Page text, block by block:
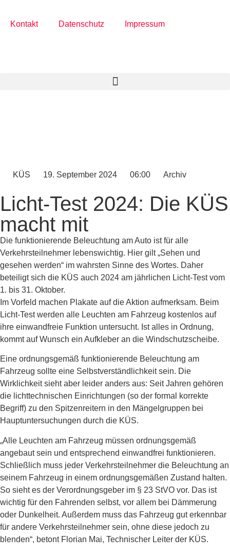
Kontakt Datenschutz Impressum
KÜS 19. September 2024 06:00 Archiv
Licht-Test 2024: Die KÜS
macht mit
Die funktionierende Beleuchtung am Auto ist für alle
Verkehrsteilnehmer lebenswichtig. Hier gilt „Sehen und
gesehen werden“ im wahrsten Sinne des Wortes. Daher
beteiligt sich die KÜS auch 2024 am jährlichen Licht-Test vom
1. bis 31. Oktober.
Im Vorfeld machen Plakate auf die Aktion aufmerksam. Beim
Licht-Test werden alle Leuchten am Fahrzeug kostenlos auf
ihre einwandfreie Funktion untersucht. Ist alles in Ordnung,
kommt auf Wunsch ein Aufkleber an die Windschutzscheibe.
Eine ordnungsgemäß funktionierende Beleuchtung am
Fahrzeug sollte eine Selbstverständlichkeit sein. Die
Wirklichkeit sieht aber leider anders aus: Seit Jahren gehören
die lichttechnischen Einrichtungen (so der formal korrekte
Begriff) zu den Spitzenreitern in den Mängelgruppen bei
Hauptuntersuchungen durch die KÜS.
„Alle Leuchten am Fahrzeug müssen ordnungsgemäß
angebaut sein und entsprechend einwandfrei funktionieren.
Schließlich muss jeder Verkehrsteilnehmer die Beleuchtung an
seinem Fahrzeug in einem ordnungsgemäßen Zustand halten.
So sieht es der Verordnungsgeber im § 23 StVO vor. Das ist
wichtig für den Fahrenden selbst, vor allem bei Dämmerung
oder Dunkelheit. Außerdem muss das Fahrzeug gut erkennbar
für andere Verkehrsteilnehmer sein, ohne diese jedoch zu
blenden“, betont Florian Mai, Technischer Leiter der KÜS.